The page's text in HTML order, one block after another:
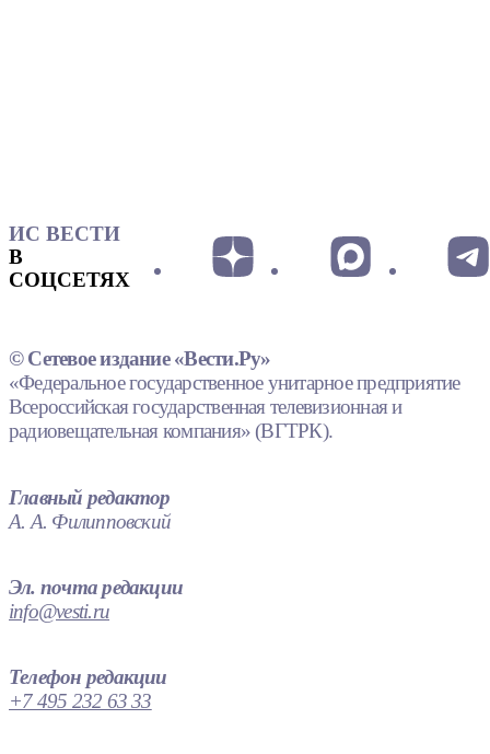
ИС ВЕСТИ
В
СОЦСЕТЯХ
© Сетевое издание «Вести.Ру»
«Федеральное государственное унитарное предприятие
Всероссийская государственная телевизионная и
радиовещательная компания» (ВГТРК).
Главный редактор
А. А. Филипповский
Эл. почта редакции
info@vesti.ru
Телефон редакции
+7 495 232 63 33